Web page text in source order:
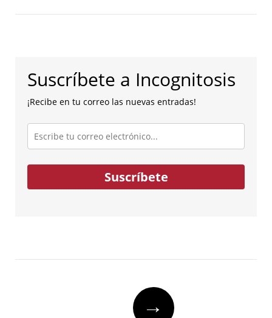
Suscríbete a Incognitosis
¡Recibe en tu correo las nuevas entradas!
Escribe
tu
correo
electrónico...
Suscríbete
→